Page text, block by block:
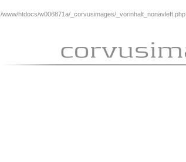
/www/htdocs/w006871a/_corvusimages/_vorinhalt_nonavleft.php